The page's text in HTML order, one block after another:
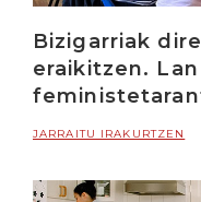
Bizigarriak
eraikitzen.
JARRAITU IRAKURTZEN